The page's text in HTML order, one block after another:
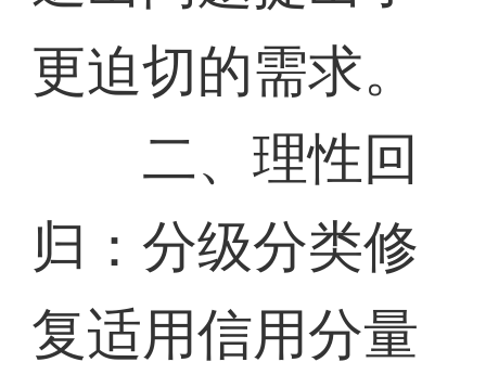
更迫切的需求。
二、理性回
归：分级分类修
复适用信用分量